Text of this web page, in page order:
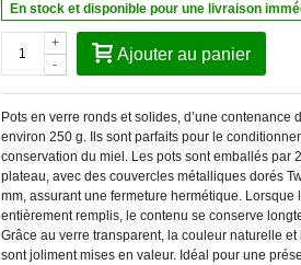
En stock et disponible pour une livraison
-
+
Ajouter au panier
Pots en verre ronds et solides, d’une contenance
environ 250 g. Ils sont parfaits pour le
conservation du miel. Les pots sont emballés par
plateau, avec des couvercles métalliques dorés
mm, assurant une fermeture hermétique. Lorsque
entièrement remplis, le contenu se conserve
Grâce au verre transparent, la couleur naturelle et
sont joliment mises en valeur. Idéal pour une